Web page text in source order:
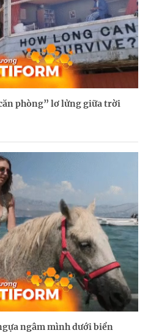
phòng” lơ lửng giữa trời
ngâm mình dưới biển